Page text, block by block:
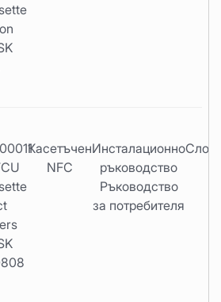
Касетъчен
NFC
Инсталационно
ръководство
Ръководство
за потребителя